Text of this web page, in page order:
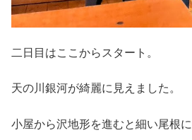
二日目はここからスタート。
天の川銀河が綺麗に見えました。
小屋から沢地形を進むと細い尾根